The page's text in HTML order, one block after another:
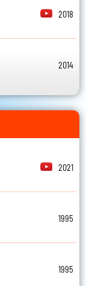
2018
2014
2021
1995
1995